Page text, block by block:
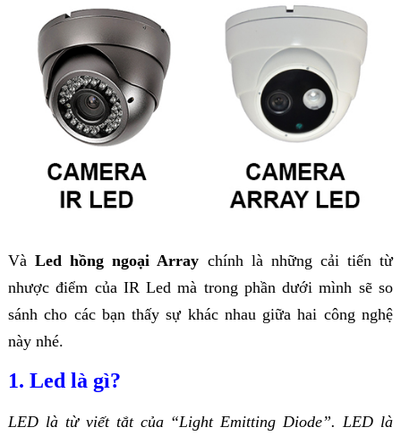
VàLed hồng ngoại Array chính là những cải tiến từ
nhược điểm của IR Led mà trong phần dưới mình sẽ so
sánh cho các bạn thấy sự khác nhau giữa hai công nghệ
này nhé.
1. Led là gì?
LED là từ viết tắt của “Light Emitting Diode”. LED là